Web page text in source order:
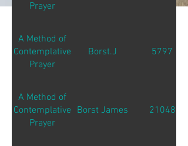
Prayer
A Method of
Contemplative
Prayer
Borst.J 5797
A Method of
Contemplative
Prayer
Borst James 21048